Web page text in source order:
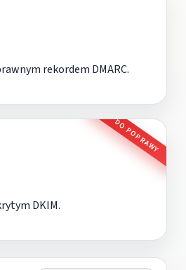
rekordem DMARC.
DO POPRAWY
DKIM.